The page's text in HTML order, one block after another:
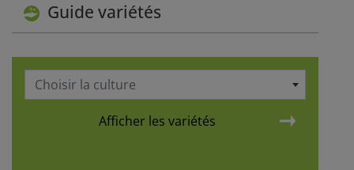
Guide variétés
Choisir la culture
Afficher les variétés